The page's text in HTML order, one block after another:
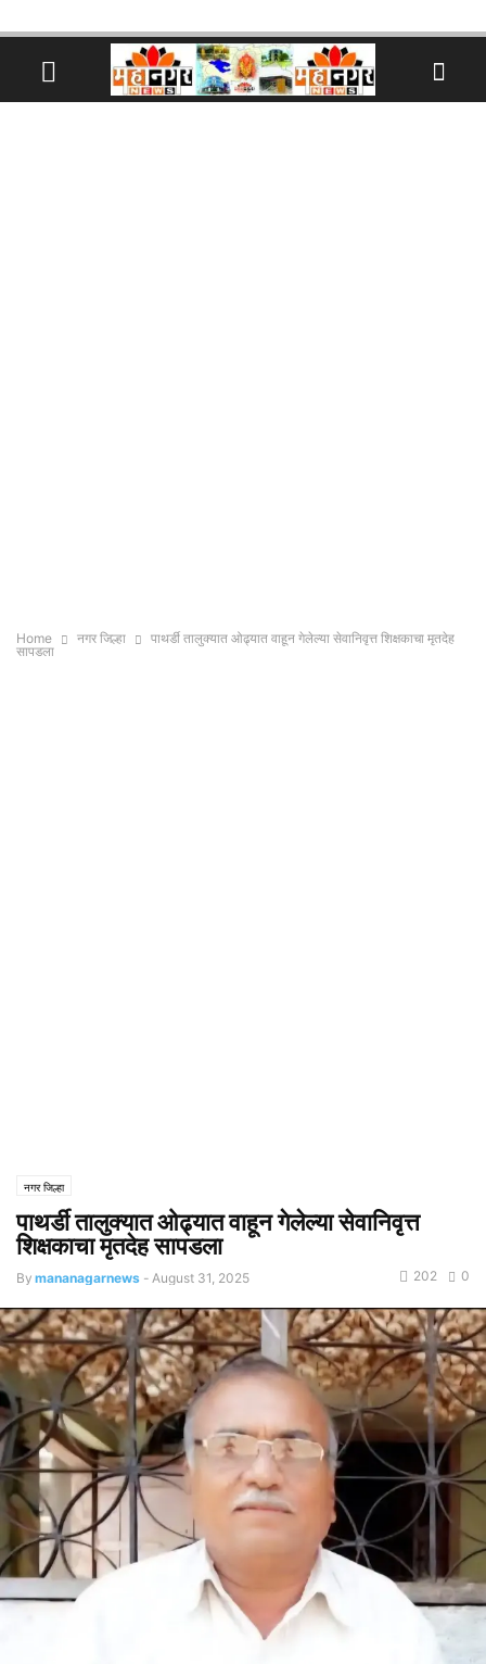
Home नगर जिल्हा
पाथर्डी तालुक्यात ओढ्यात वाहून गेलेल्या सेवानिवृत्त शिक्षकाचा मृतदेह
सापडला
नगर जिल्हा
पाथर्डी तालुक्यात ओढ्यात वाहून गेलेल्या सेवानिवृत्त
शिक्षकाचा मृतदेह सापडला
By mananagarnews - August 31, 2025 0
202